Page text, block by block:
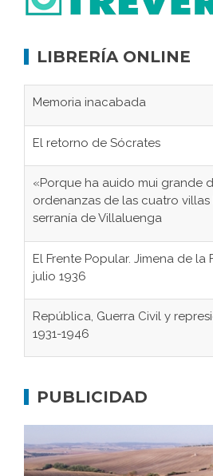
LIBRERÍA ONLINE
Memoria inacabada
El retorno de Sócrates
«Porque ha auido mui grande
ordenanzas de las cuatro
serranía de Villaluenga
El Frente Popular. Jimena de la
julio 1936
República, Guerra Civil y
1931-1946
concentración nazis
Bornos
PUBLICIDAD